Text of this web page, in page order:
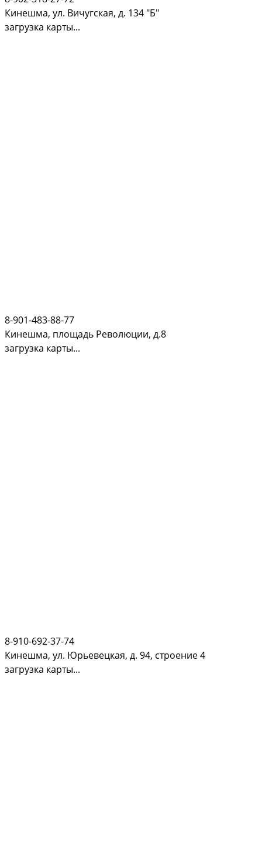
Кинешма, ул. Вичугская, д. 134 "Б"
загрузка карты...
8-901-483-88-77
Кинешма, площадь Революции, д.8
загрузка карты...
8-910-692-37-74
Кинешма, ул. Юрьевецкая, д. 94, строение 4
загрузка карты...